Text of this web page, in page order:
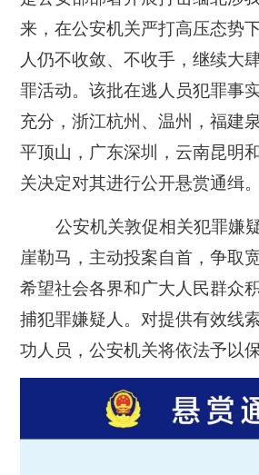
来，在公安机关严打高压态势
人仍不收敛、不收手，继续大
罪活动。该批在逃人员犯罪事
充分，浙江杭州、温州，福建
平顶山，广东深圳，云南昆明
关决定对其进行公开悬赏通缉。
公安机关敦促相关犯罪嫌
崖勒马，主动投案自首，争取
希望社会各界和广大人民群众
捕犯罪嫌疑人。对提供有效线
功人员，公安机关将依法予以